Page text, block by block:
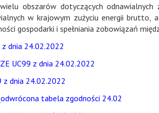
obszarów dotyczących odnawialnych
w krajowym zużyciu energii brutto,
gospodarki i spełniania zobowiązań
dnia 24.02.2022
UC99 z dnia 24.02.2022
z dnia 24.02.2022
tabela zgodności 24.02